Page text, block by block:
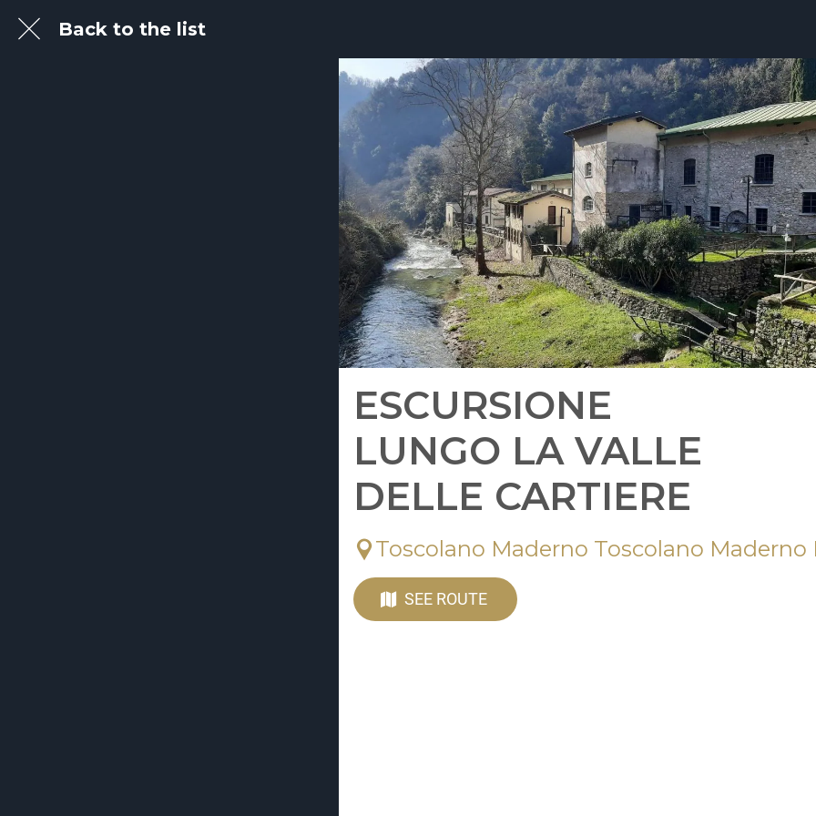
Back to the list
ESCURSIONE
LUNGO LA VALLE
DELLE CARTIERE
Toscolano Maderno Toscolano Maderno
SEE ROUTE